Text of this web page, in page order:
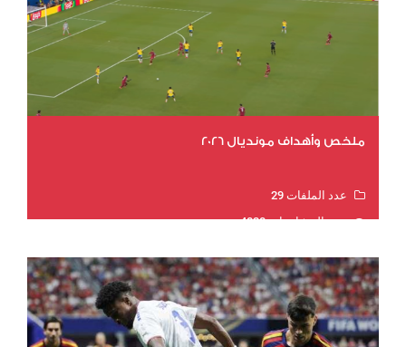
ملخص وأهداف مونديال 2026
عدد الملفات 29
عدد المشاهدات 4828